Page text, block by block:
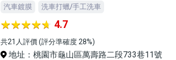
汽車鍍膜 洗車打蠟/手工洗車
4.7
共21人評價 (評分準確度 28%)
地址：桃園市龜山區萬壽路二段733巷11號